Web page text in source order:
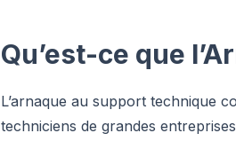
Qu’est-ce que
L’arnaque au support technique
techniciens de grandes